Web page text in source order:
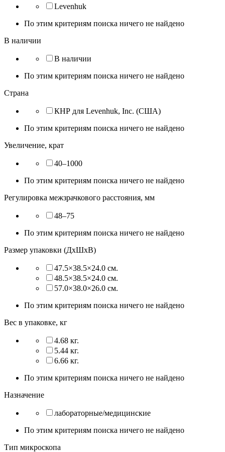
Levenhuk
По этим критериям поиска ничего не найдено
В наличии
В наличии
По этим критериям поиска ничего не найдено
Страна
КНР для Levenhuk, Inc. (США)
По этим критериям поиска ничего не найдено
Увеличение, крат
40–1000
По этим критериям поиска ничего не найдено
Регулировка межзрачкового расстояния, мм
48–75
По этим критериям поиска ничего не найдено
Размер упаковки (ДхШхВ)
47.5×38.5×24.0 см.
48.5×38.5×24.0 см.
57.0×38.0×26.0 см.
По этим критериям поиска ничего не найдено
Вес в упаковке, кг
4.68 кг.
5.44 кг.
6.66 кг.
По этим критериям поиска ничего не найдено
Назначение
лабораторные/медицинские
По этим критериям поиска ничего не найдено
Тип микроскопа